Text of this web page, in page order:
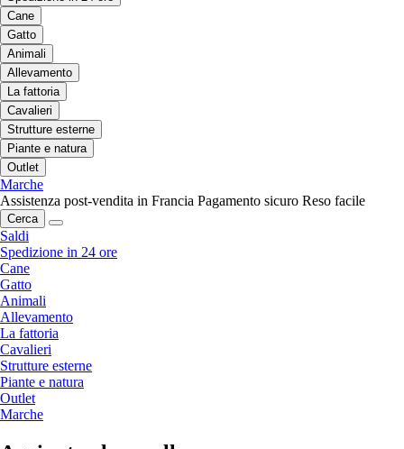
Cane
Gatto
Animali
Allevamento
La fattoria
Cavalieri
Strutture esterne
Piante e natura
Outlet
Marche
Assistenza post-vendita in Francia Pagamento sicuro Reso facile
Cerca
Saldi
Spedizione in 24 ore
Cane
Gatto
Animali
Allevamento
La fattoria
Cavalieri
Strutture esterne
Piante e natura
Outlet
Marche